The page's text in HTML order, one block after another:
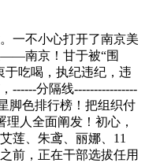
不小心打开了南京美
——南京！甘于被“围
于吃喝，执纪违纪，违
------分隔线----------------
脚色排行榜！把组织付
人全面阐发！初心，
莲、朱鸢、丽娜、11
前，正在干部选拔任用